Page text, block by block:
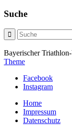
Suche
Bayerischer
Theme
Facebook
Instagram
Home
Impressum
Datenschutz